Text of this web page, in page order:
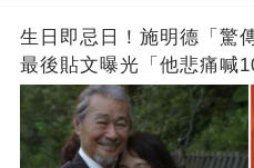
生日即忌日！施明德「驚
最後貼文曝光「他悲痛喊